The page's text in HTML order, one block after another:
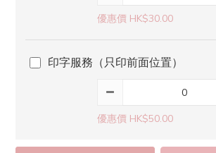
優惠價 HK$30.00
印字服務（只印前面位置）
優惠價 HK$50.00